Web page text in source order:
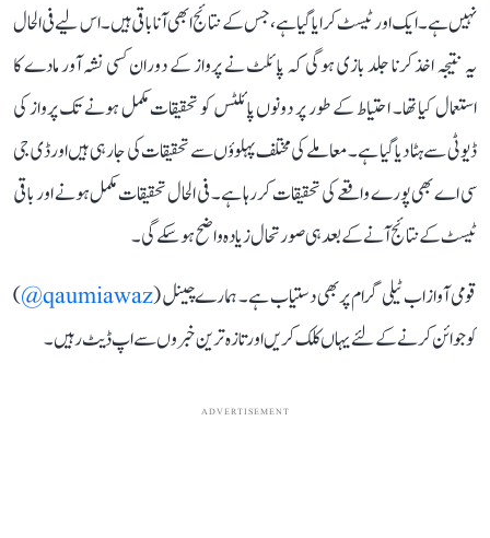
نہیں ہے۔ ایک اور ٹیسٹ کرایا گیا ہے، جس کے نتائج ابھی آنا باقی ہیں۔ اس لیے فی الحال
یہ نتیجہ اخذ کرنا جلد بازی ہوگی کہ پائلٹ نے پرواز کے دوران کسی نشہ آور مادے کا
استعمال کیا تھا۔ احتیاط کے طور پر دونوں پائلٹس کو تحقیقات مکمل ہونے تک پرواز کی
ڈیوٹی سے ہٹا دیا گیا ہے۔ معاملے کی مختلف پہلوؤں سے تحقیقات کی جا رہی ہیں اورڈی جی
سی اے بھی پورے واقعے کی تحقیقات کر رہا ہے۔ فی الحال تحقیقات مکمل ہونے اور باقی
ٹیسٹ کے نتائج آنے کے بعد ہی صورتحال زیادہ واضح ہو سکے گی۔
قومی آواز اب ٹیلی گرام پر بھی دستیاب ہے۔ ہمارے چینل (qaumiawaz@
)
کو جوائن کرنے کے لئے یہاں کلک کریں اور تازہ ترین خبروں سے اپ ڈیٹ رہیں۔
ADVERTISEMENT